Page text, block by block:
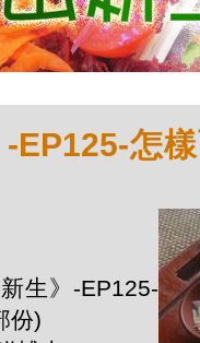
-EP125-怎
生》-EP125-
份)